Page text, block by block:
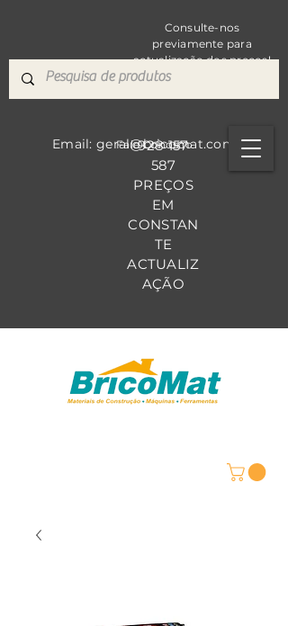
Consulte-nos
previamente para
actualização dos preços!
928 157
587
PREÇOS
EM
CONSTAN
TE
ACTUALIZ
AÇÃO
Fale Conosco
Email: geral@bricomat.com